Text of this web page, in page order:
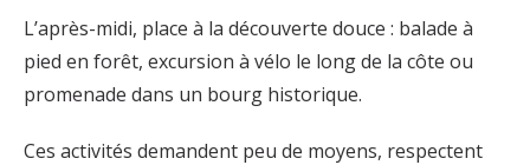
L’après-midi, place à la découverte douce : balade à
pied en forêt, excursion à vélo le long de la côte ou
promenade dans un bourg historique.
Ces activités demandent peu de moyens, respectent